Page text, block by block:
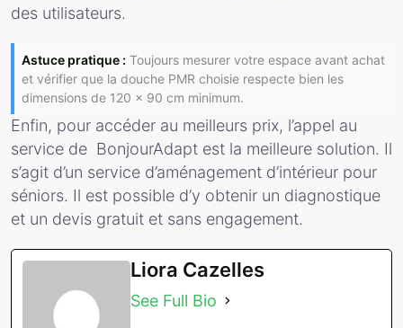
des utilisateurs.
Astuce pratique : Toujours mesurer votre espace avant achat
et vérifier que la douche PMR choisie respecte bien les
dimensions de 120 x 90 cm minimum.
Enfin, pour accéder au meilleurs prix, l’appel au
service de BonjourAdapt est la meilleure solution. Il
s’agit d’un service d’aménagement d’intérieur pour
séniors. Il est possible d’y obtenir un diagnostique
et un devis gratuit et sans engagement.
Liora Cazelles
See Full Bio